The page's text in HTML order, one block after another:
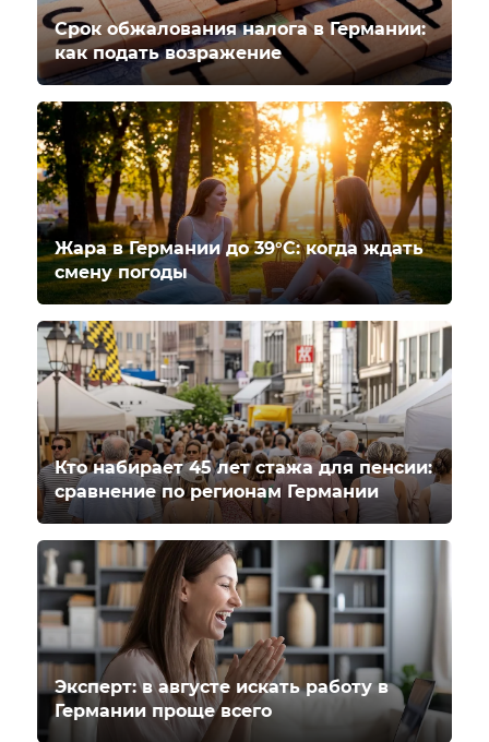
Срок обжалования налога в Германии:
как подать возражение
Жара в Германии до 39°C: когда ждать
смену погоды
Кто набирает 45 лет стажа для пенсии:
сравнение по регионам Германии
Эксперт: в августе искать работу в
Германии проще всего